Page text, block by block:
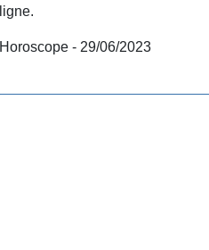
ligne.
Horoscope - 29/06/2023